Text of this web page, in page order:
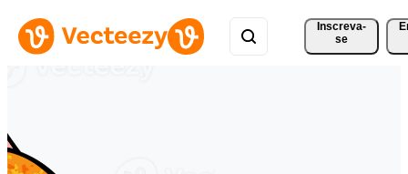
Inscreva-
se